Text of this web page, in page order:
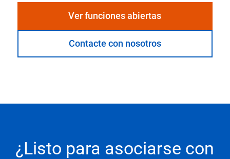
Ver funciones abiertas
Contacte con nosotros
¿Listo para asociarse con